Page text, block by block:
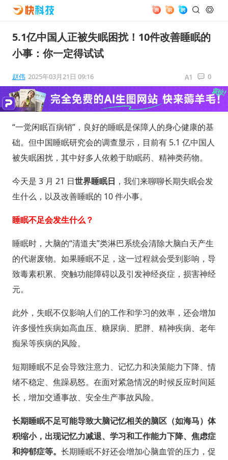
5.1亿中国人正被失眠困扰！10件改善睡眠的
小事：你一定得试试
赵伟 2025年03月21日 09:16 0
“一觉闲眠百病销”，良好的睡眠是保障人的身心健康的基
础。但中国睡眠研究会的调查显示，目前有 5.1 亿中国人
被失眠困扰，其中好多人依赖于助眠药、精神类药物。
今天是 3 月 21 日世界睡眠日 ，我们来聊聊长期失眠会发
生什么，以及改善睡眠的 10 件小事。
睡眠不足会发生什么？
睡眠时，大脑的“清道夫”类淋巴系统会清除大脑白天产生
的代谢废物。如果睡眠不足，这一过程就会受到影响，导
致毒素积累、突触功能障碍以及引发神经炎症，损害神经
元。
此外，失眠不仅影响人们的工作和学习的效率，还会增加
许多慢性疾病如高血压、糖尿病、肥胖、精神疾病、老年
痴呆等疾病的风险。
短期睡眠不足会导致注意力、记忆力和决策能力下降、情
绪不稳定、焦躁易怒。在面对紧急情况的时候反应时间延
长，增加交通事故、安全生产事故风险。
长期睡眠不足可能导致大脑记忆相关的脑区（如海马）体
积缩小，出现记忆力减退、学习和工作能力下降、焦虑症
和抑郁症等。 长期睡眠不好还会增加心脑血管的压力，促